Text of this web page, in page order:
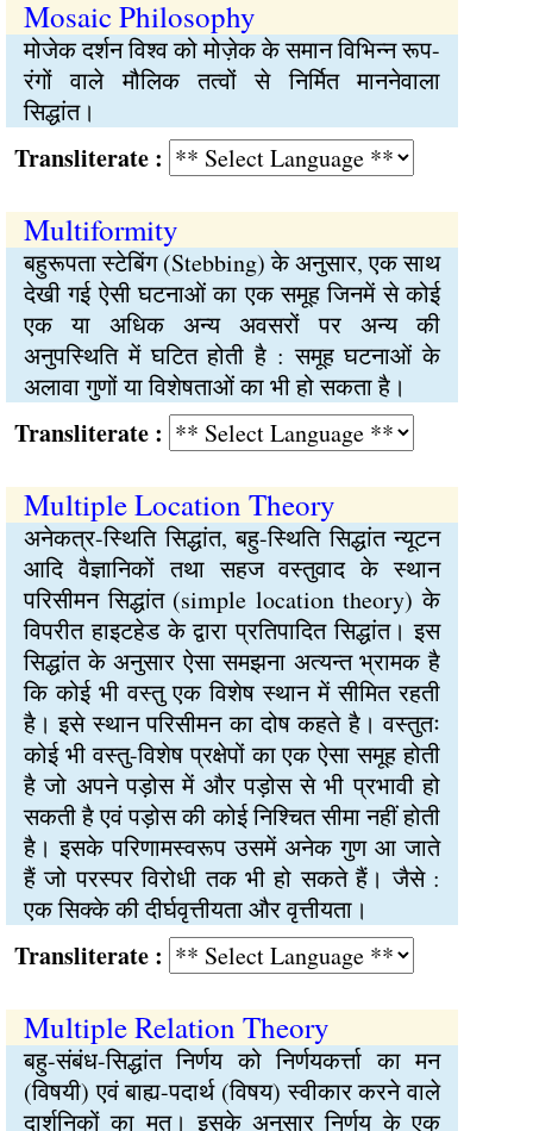
Mosaic Philosophy
मोजेक दर्शन विश्व को मोज़ेक के समान विभिन्न रूप-
रंगों वाले मौलिक तत्वों से निर्मित माननेवाला
सिद्धांत।
:
Multiformity
बहुरूपता स्टेबिंग (Stebbing) के अनुसार, एक साथ
देखी गई ऐसी घटनाओं का एक समूह जिनमें से कोई
एक या अधिक अन्य अवसरों पर अन्य की
अनुपस्थिति में घटित होती है : समूह घटनाओं के
अलावा गुणों या विशेषताओं का भी हो सकता है।
:
Multiple Location Theory
अनेकत्र-स्थिति सिद्धांत, बहु-स्थिति सिद्धांत न्यूटन
आदि वैज्ञानिकों तथा सहज वस्तुवाद के स्थान
परिसीमन सिद्धांत (simple location theory) के
विपरीत हाइटहेड के द्वारा प्रतिपादित सिद्धांत। इस
सिद्धांत के अनुसार ऐसा समझना अत्यन्त भ्रामक है
कि कोई भी वस्तु एक विशेष स्थान में सीमित रहती
है। इसे स्थान परिसीमन का दोष कहते है। वस्तुतः
कोई भी वस्तु-विशेष प्रक्षेपों का एक ऐसा समूह होती
है जो अपने पड़ोस में और पड़ोस से भी प्रभावी हो
सकती है एवं पड़ोस की कोई निश्चित सीमा नहीं होती
है। इसके परिणामस्वरूप उसमें अनेक गुण आ जाते
हैं जो परस्पर विरोधी तक भी हो सकते हैं। जैसे :
एक सिक्के की दीर्घवृत्तीयता और वृत्तीयता।
:
Multiple Relation Theory
बहु-संबंध-सिद्धांत निर्णय को निर्णयकर्त्ता का मन
(विषयी) एवं बाह्य-पदार्थ (विषय) स्वीकार करने वाले
दार्शनिकों का मत। इसके अनुसार निर्णय के एक